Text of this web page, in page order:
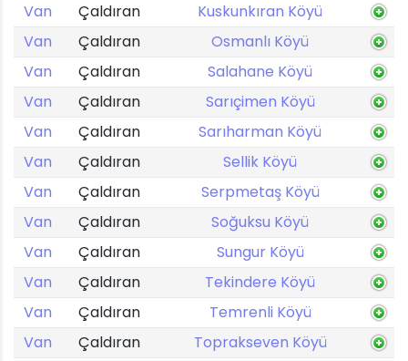
Van
Çaldıran
Kuskunkıran Köyü
Van
Çaldıran
Osmanlı Köyü
Van
Çaldıran
Salahane Köyü
Van
Çaldıran
Sarıçimen Köyü
Van
Çaldıran
Sarıharman Köyü
Van
Çaldıran
Sellik Köyü
Van
Çaldıran
Serpmetaş Köyü
Van
Çaldıran
Soğuksu Köyü
Van
Çaldıran
Sungur Köyü
Van
Çaldıran
Tekindere Köyü
Van
Çaldıran
Temrenli Köyü
Van
Çaldıran
Toprakseven Köyü